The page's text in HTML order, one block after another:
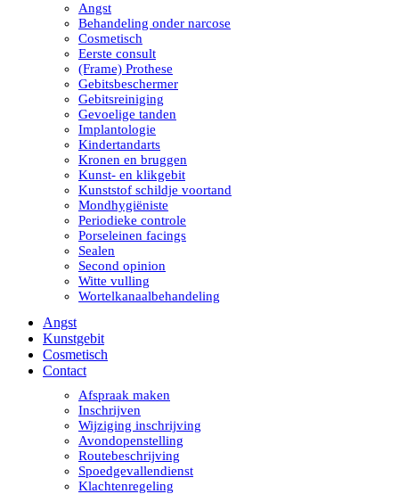
Angst
Behandeling onder narcose
Cosmetisch
Eerste consult
(Frame) Prothese
Gebitsbeschermer
Gebitsreiniging
Gevoelige tanden
Implantologie
Kindertandarts
Kronen en bruggen
Kunst- en klikgebit
Kunststof schildje voortand
Mondhygiëniste
Periodieke controle
Porseleinen facings
Sealen
Second opinion
Witte vulling
Wortelkanaalbehandeling
Angst
Kunstgebit
Cosmetisch
Contact
Afspraak maken
Inschrijven
Wijziging inschrijving
Avondopenstelling
Routebeschrijving
Spoedgevallendienst
Klachtenregeling